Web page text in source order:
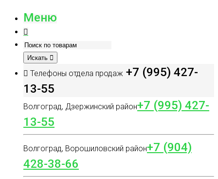
Меню
Искать
Телефоны отдела продаж +7 (995) 427-
13-55
Волгоград, Дзержинский район+7 (995) 427-
13-55
Волгоград, Ворошиловский район+7 (904)
428-38-66